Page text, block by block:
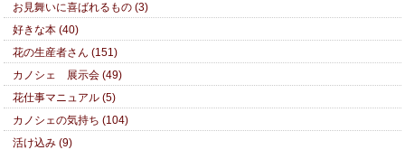
お見舞いに喜ばれるもの (3)
好きな本 (40)
花の生産者さん (151)
カノシェ 展示会 (49)
花仕事マニュアル (5)
カノシェの気持ち (104)
活け込み (9)